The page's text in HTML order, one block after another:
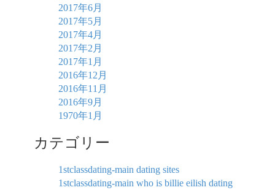
2017年6月
2017年5月
2017年4月
2017年2月
2017年1月
2016年12月
2016年11月
2016年9月
1970年1月
カテゴリー
1stclassdating-main dating sites
1stclassdating-main who is billie eilish dating